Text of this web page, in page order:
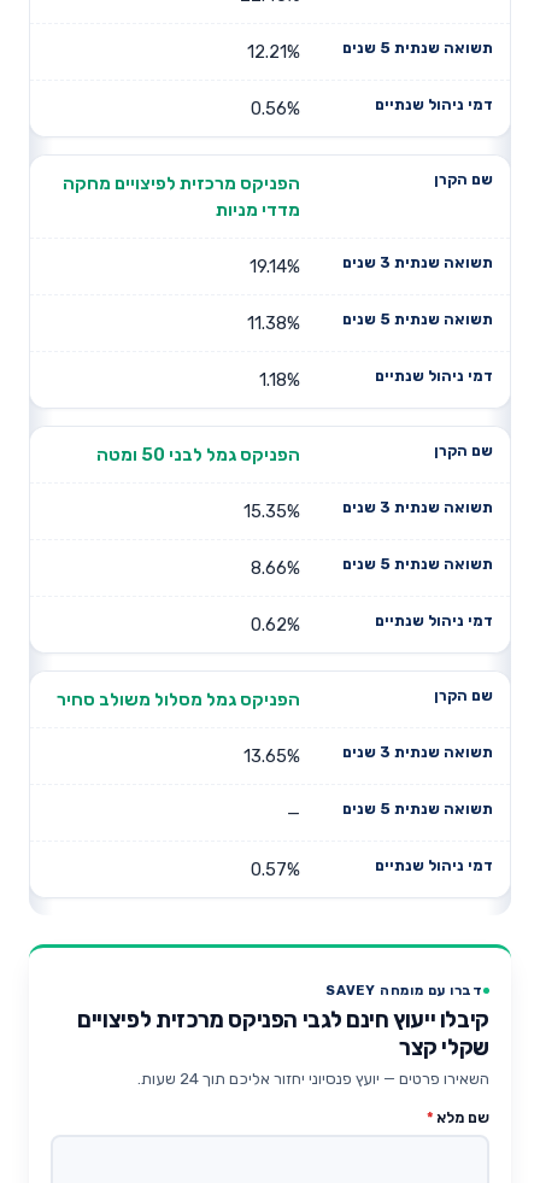
12.21%
0.56%
הפניקס מרכזית לפיצויים מחקה
מדדי מניות
19.14%
11.38%
1.18%
הפניקס גמל לבני 50 ומטה
15.35%
8.66%
0.62%
הפניקס גמל מסלול משולב סחיר
13.65%
—
0.57%
דברו עם מומחה SAVEY
קיבלו ייעוץ חינם לגבי הפניקס מרכזית לפיצויים
שקלי קצר
השאירו פרטים — יועץ פנסיוני יחזור אליכם תוך 24 שעות.
שם מלא *